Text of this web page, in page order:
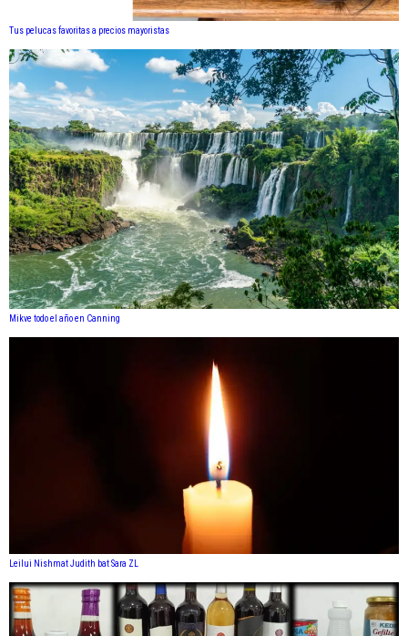
Tus pelucas favoritas a precios mayoristas
Mikve todo el año en Canning
Leilui Nishmat Judith bat Sara ZL